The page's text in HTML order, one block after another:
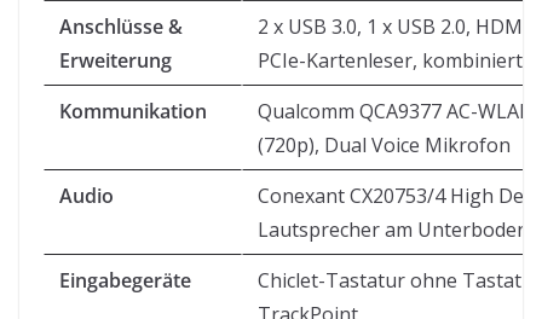
Anschlüsse &
Erweiterung
2 x USB 3.0, 1 x USB 2.0, HDMI,
PCIe-Kartenleser,
Kommunikation
Qualcomm QCA9377 AC-
(720p), Dual Voice Mikrofon
Audio
Conexant CX20753/4 High
Lautsprecher am Unterboden
Eingabegeräte
Chiclet-Tastatur ohne